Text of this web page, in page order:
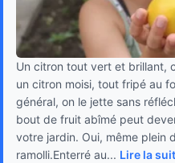
Un citron tout vert et brillant,
un citron moisi, tout fripé au
général, on le jette sans
bout de fruit abîmé peut
votre jardin. Oui, même plein
ramolli.Enterré au... Lire la